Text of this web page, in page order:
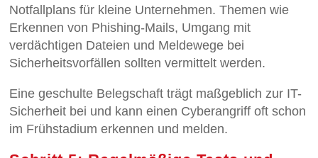
Notfallplans für kleine Unternehmen. Themen wie
Erkennen von Phishing-Mails, Umgang mit
verdächtigen Dateien und Meldewege bei
Sicherheitsvorfällen sollten vermittelt werden.
Eine geschulte Belegschaft trägt maßgeblich zur IT-
Sicherheit bei und kann einen Cyberangriff oft schon
im Frühstadium erkennen und melden.